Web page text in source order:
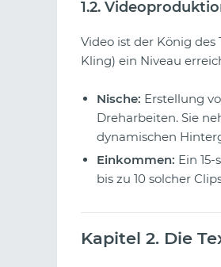
1.2.
Video ist der König
Kling) ein Niveau
Nische: Erstellung
Dreharbeiten. Sie
dynamischen
Einkommen: Ein
bis zu 10 solcher
Kapitel 2. Die